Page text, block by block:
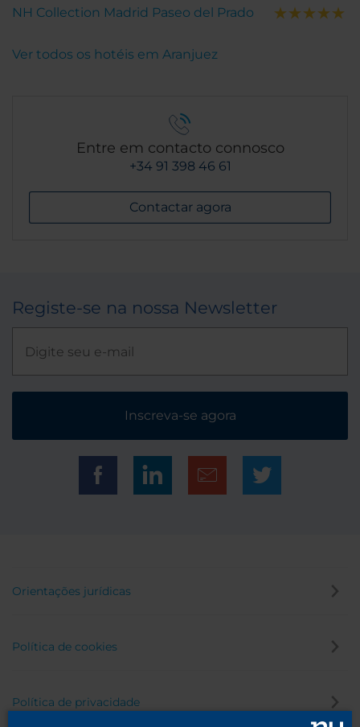
NH Collection Madrid Paseo del Prado
Ver todos os hotéis em Aranjuez
Entre em contacto connosco
+34 91 398 46 61
Contactar agora
Registe-se na nossa Newsletter
Inscreva-se agora
Orientações jurídicas
Política de cookies
Política de privacidade